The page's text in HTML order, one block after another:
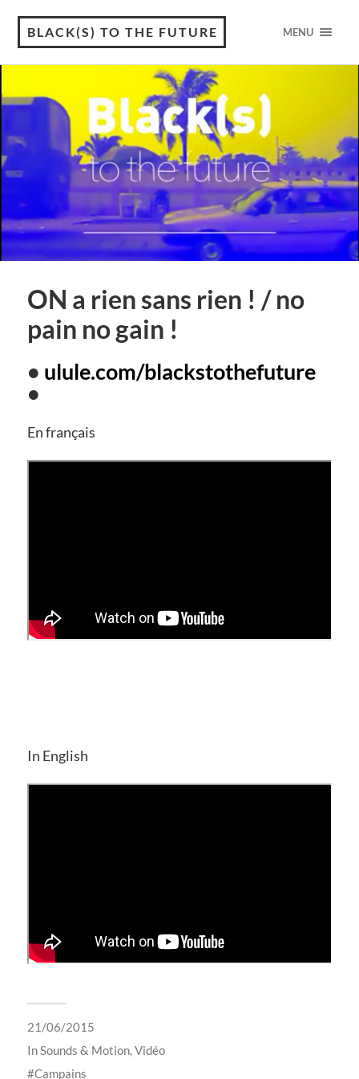
BLACK(S) TO THE FUTURE MENU
ON a rien sans rien ! / no
pain no gain !
• ulule.com/blackstothefuture
•
En français
In English
21/06/2015
InSounds & Motion,Vidéo
Campains